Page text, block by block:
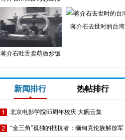
蒋介石吐舌卖萌做炒饭
蒋介石去世时的台湾
新闻排行 热帖排行
北京电影学院65周年校庆 大腕云集
“金三角”孤独的抵抗者：缅甸克伦族解放军